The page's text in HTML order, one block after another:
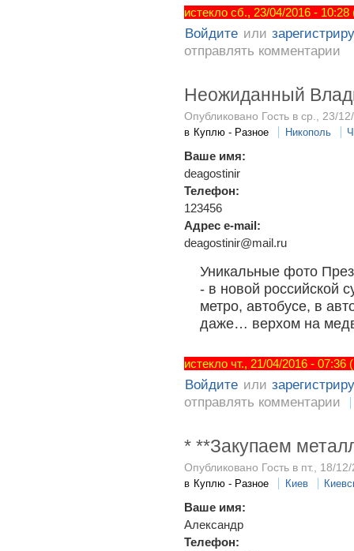
истекло сб., 23/04/2016 -
Войдите или
отправлять комментарии
Неожиданный
Опубликовано Гость в ср., 23/
в Куплю - Разное Никополь
Ваше имя:
deagostinir
Телефон:
123456
Адрес e-mail:
deagostinir@mail.ru
Уникальные фото
- в новой российской
метро, автобусе, в
даже… верхом на
истекло чт., 21/04/2016 -
Войдите или
отправлять комментарии
* **Закупаем
Опубликовано Гость в пт., 18/
в Куплю - Разное Киев
Ваше имя:
Александр
Телефон: